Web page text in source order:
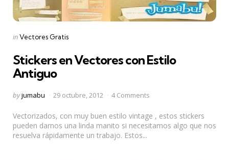
Categories
Posted
inVectores Gratis
Stickers en Vectores con Estilo
Antiguo
Posted
byjumabu 29 octubre, 2012 4 Comments
Vectorizados, con muy buen estilo vintage , estos stickers
pueden darnos una linda manito si necesitamos algo que nos
resuelva rápidamente un trabajo. Estos...